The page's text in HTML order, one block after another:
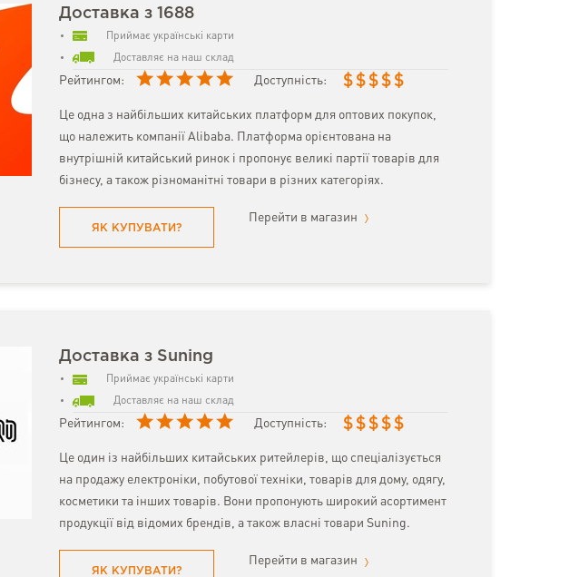
Доставка з 1688
Приймає українські карти
Доставляє на наш склад
Рейтингом: Доступність: $ $ $ $ $
Це одна з найбільших китайських платформ для оптових покупок,
що належить компанії Alibaba. Платформа орієнтована на
внутрішній китайський ринок і пропонує великі партії товарів для
бізнесу, а також різноманітні товари в різних категоріях.
ЯК КУПУВАТИ?
Перейти в магазин
Доставка з Suning
Приймає українські карти
Доставляє на наш склад
Рейтингом: Доступність: $ $ $ $ $
Це один із найбільших китайських ритейлерів, що спеціалізується
на продажу електроніки, побутової техніки, товарів для дому, одягу,
косметики та інших товарів. Вони пропонують широкий асортимент
продукції від відомих брендів, а також власні товари Suning.
ЯК КУПУВАТИ?
Перейти в магазин